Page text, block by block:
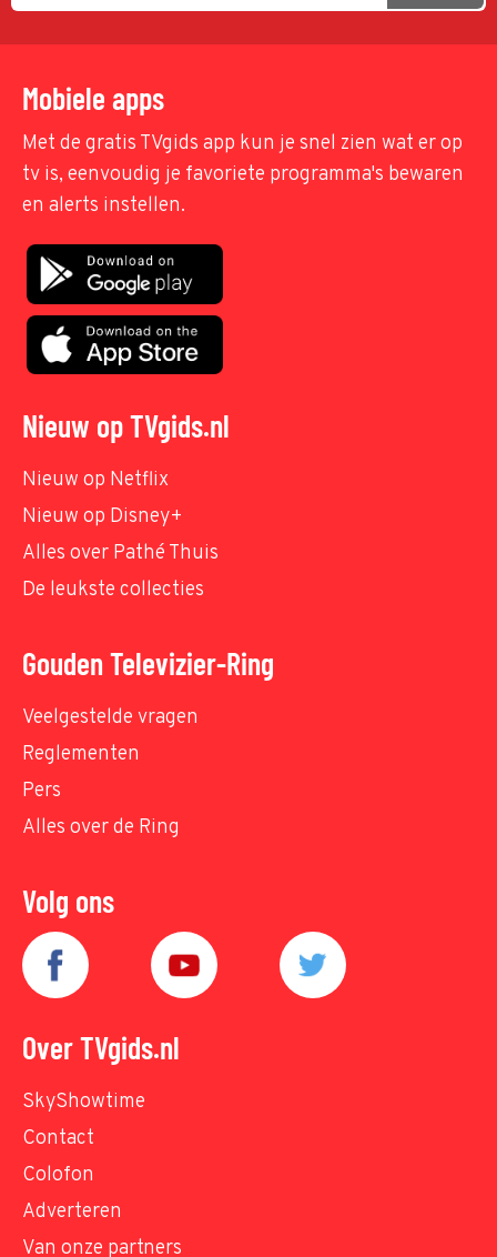
Mobiele apps
Met de gratis TVgids app kun je snel zien wat er op
tv is, eenvoudig je favoriete programma's bewaren
en alerts instellen.
Nieuw op TVgids.nl
Nieuw op Netflix
Nieuw op Disney+
Alles over Pathé Thuis
De leukste collecties
Gouden Televizier-Ring
Veelgestelde vragen
Reglementen
Pers
Alles over de Ring
Volg ons
Over TVgids.nl
SkyShowtime
Contact
Colofon
Adverteren
Van onze partners